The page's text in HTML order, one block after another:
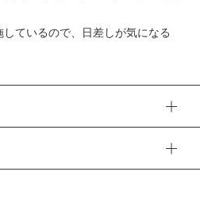
ているので、日差しが気になる
・祝) 〜 16日(日)